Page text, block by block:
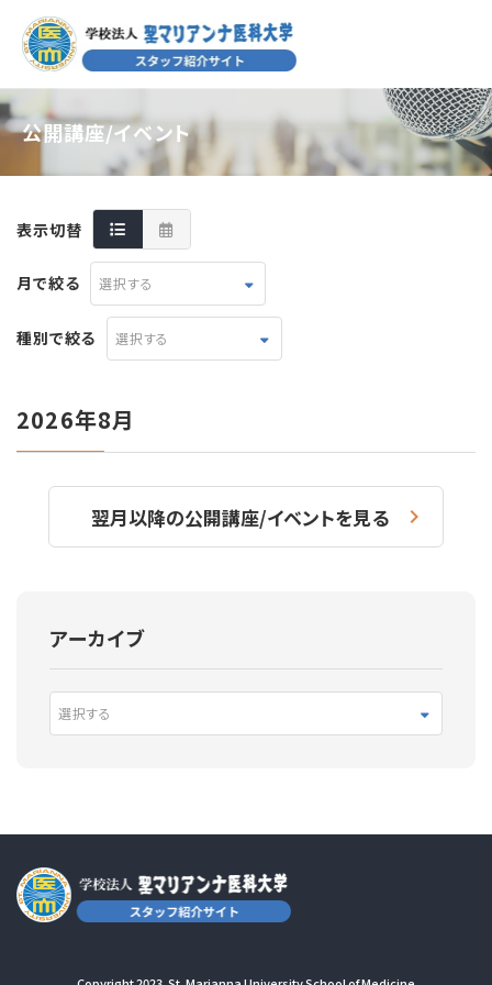
公開講座/イベント
表示切替
月で絞る 選択する
種別で絞る 選択する
2026年8月
翌月以降の公開講座/イベントを見る
アーカイブ
選択する